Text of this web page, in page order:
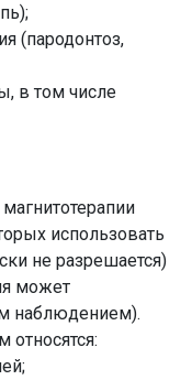
(пародонтоз,
в том числе
использовать
не разрешается)
может
наблюдением).